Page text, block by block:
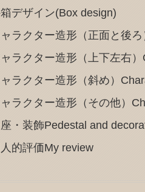
デザイン(Box design)
ラクター造形（正面と後
ラクター造形（上下左右
ラクター造形（斜め）
ラクター造形（その他）
・装飾Pedestal and
的評価My review